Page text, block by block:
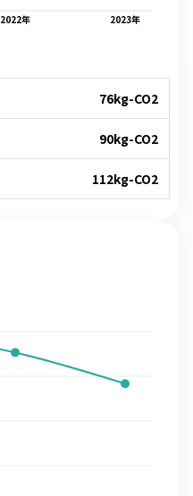
2022年 2023年
76kg-CO2
90kg-CO2
112kg-CO2